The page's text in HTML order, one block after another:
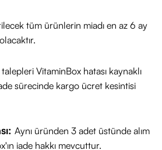
tüm ürünlerin miadı en az 6 ay
VitaminBox hatası kaynaklı
sürecinde kargo ücret kesintisi
Aynı üründen 3 adet üstünde alım
iade hakkı mevcuttur.